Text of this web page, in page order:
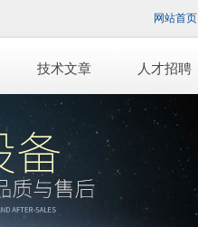
网站首页
技术文章 人才招聘